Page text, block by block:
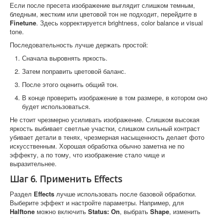
Если после пресета изображение выглядит слишком темным,
бледным, жестким или цветовой тон не подходит, перейдите в
Finetune. Здесь корректируется brightness, color balance и visual
tone.
Последовательность лучше держать простой:
Сначала выровнять яркость.
Затем поправить цветовой баланс.
После этого оценить общий тон.
В конце проверить изображение в том размере, в котором оно
будет использоваться.
Не стоит чрезмерно усиливать изображение. Слишком высокая
яркость выбивает светлые участки, слишком сильный контраст
убивает детали в тенях, чрезмерная насыщенность делает фото
искусственным. Хорошая обработка обычно заметна не по
эффекту, а по тому, что изображение стало чище и
выразительнее.
Шаг 6. Применить Effects
Раздел Effects лучше использовать после базовой обработки.
Выберите эффект и настройте параметры. Например, для
Halftone можно включить Status: On, выбрать Shape, изменить